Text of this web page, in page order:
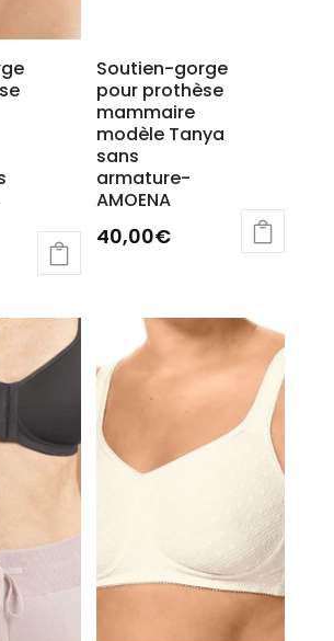
Soutien-gorge
pour prothèse
mammaire
modèle Tanya
sans
armature-
AMOENA
40,00€
plusieurs
variations.
Les
options
peuvent
être
choisies
du